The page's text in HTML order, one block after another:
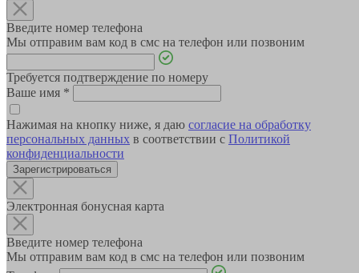
Введите номер телефона
Мы отправим вам код в смс на телефон или позвоним
Требуется подтверждение по номеру
Ваше имя *
Нажимая на кнопку ниже, я даю согласие на обработку
персональных данных в соответствии с Политикой
конфиденциальности
Зарегистрироваться
Электронная бонусная карта
Введите номер телефона
Мы отправим вам код в смс на телефон или позвоним